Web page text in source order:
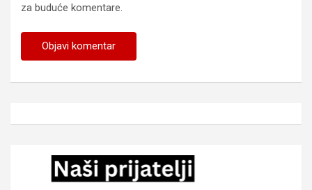
za buduće komentare.